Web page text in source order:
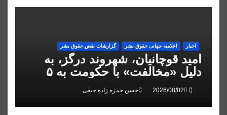
اخبار اعلاميه جهانی حقوق بشر گزارشات نقض حقوق بشر
امید قوچانیان، شهروند درگز، به
دلیل «مخالفت» با حکومت به ۵
سال زندان محکوم شد
حسن حمزه زاده حیقی